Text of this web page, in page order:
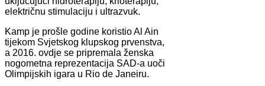
električnu stimulaciju i ultrazvuk.
Kamp je prošle godine koristio Al Ain
tijekom Svjetskog klupskog prvenstva,
a 2016. ovdje se pripremala ženska
nogometna reprezentacija SAD-a uoči
Olimpijskih igara u Rio de Janeiru.